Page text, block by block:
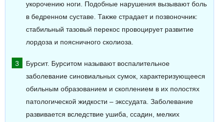
укорочению ноги. Подобные нарушения вызывают боль
в бедренном суставе. Также страдает и позвоночник:
стабильный тазовый перекос провоцирует развитие
лордоза и поясничного сколиоза.
Бурсит. Бурситом называют воспалительное
заболевание синовиальных сумок, характеризующееся
обильным образованием и скоплением в их полостях
патологической жидкости – экссудата. Заболевание
развивается вследствие ушиба, ссадин, мелких